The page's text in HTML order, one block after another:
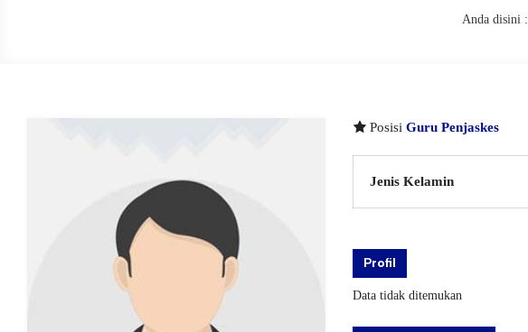
Anda disini :
Posisi Guru Penjaskes
Jenis Kelamin
Profil
Data tidak ditemukan